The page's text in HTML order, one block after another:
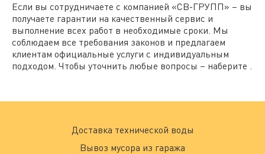
Если вы сотрудничаете с компанией «СВ-ГРУПП» – вы
получаете гарантии на качественный сервис и
выполнение всех работ в необходимые сроки. Мы
соблюдаем все требования законов и предлагаем
клиентам официальные услуги с индивидуальным
подходом. Чтобы уточнить любые вопросы – наберите .
Доставка технической воды
Вывоз мусора из гаража